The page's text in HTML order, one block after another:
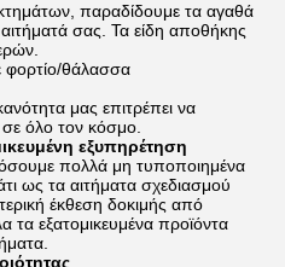
παραδίδουμε τα αγαθά
σας. Τα είδη αποθήκης
φορτίο/θάλασσα
μας επιτρέπει να
όλο τον κόσμο.
εξυπηρέτηση
πολλά μη τυποποιημένα
ως τα αιτήματα σχεδιασμού
έκθεση δοκιμής από
τα εξατομικευμένα προϊόντα